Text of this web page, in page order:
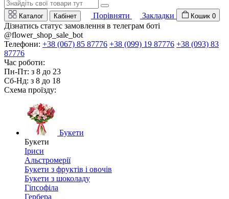
Каталог Кабінет Порівняти Закладки Кошик 0
Дізнатись статус замовлення в телеграм боті
@flower_shop_sale_bot
Телефони: +38 (067) 85 87776 +38 (099) 19 87776 +38 (093) 83
87776
Час роботи:
Пн-Пт: з 8 до 23
Сб-Нд: з 8 до 18
Схема проїзду:
Букети
Букети
Іриси
Альстромерії
Букети з фруктів і овочів
Букети з шоколаду
Гіпсофіла
Гербера